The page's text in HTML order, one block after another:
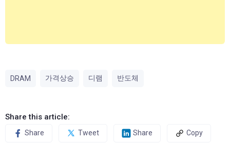
DRAM 가격상승 디램 반도체
Share this article:
Share Tweet Share Copy